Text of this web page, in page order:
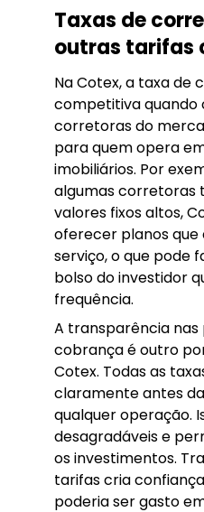
Taxas de
outras tarifas
Na Cotex, a taxa de
competitiva quando
corretoras do
para quem opera
imobiliários. Por
algumas corretoras
valores fixos altos,
oferecer planos que
serviço, o que pode
bolso do investidor
frequência.
A transparência
cobrança é outro
Cotex. Todas as
claramente antes
qualquer operação.
desagradáveis e
os investimentos.
tarifas cria
poderia ser gasto